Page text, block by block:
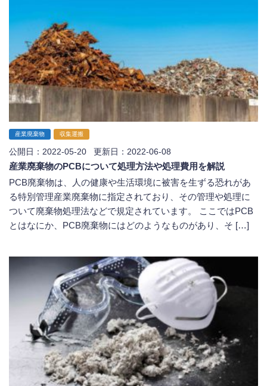
産業廃棄物 収集運搬
公開日：2022-05-20 更新日：2022-06-08
産業廃棄物のPCBについて処理方法や処理費用を解説
PCB廃棄物は、人の健康や生活環境に被害を生ずる恐れがあ
る特別管理産業廃棄物に指定されており、その管理や処理に
ついて廃棄物処理法などで規定されています。 ここではPCB
とはなにか、PCB廃棄物にはどのようなものがあり、そ […]